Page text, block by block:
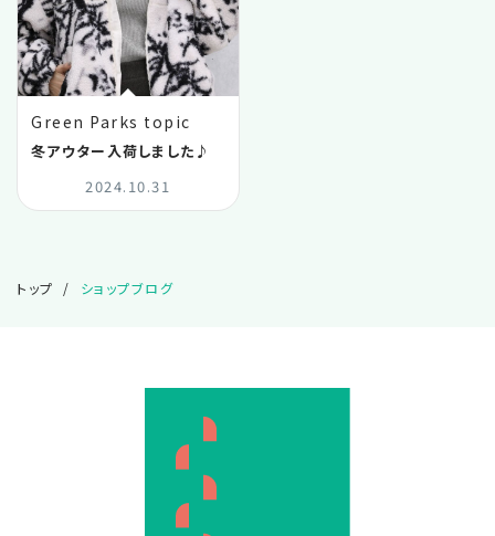
2025.06
2025.05
2025.04
2024.12
2024.11
Green Parks topic
冬アウター入荷しました♪
2024.10.31
トップ ショップブログ